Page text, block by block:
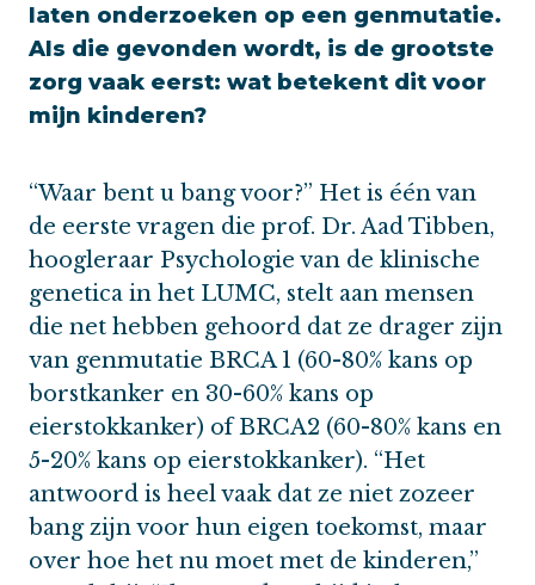
laten onderzoeken op een genmutatie.
Als die gevonden wordt, is de grootste
zorg vaak eerst: wat betekent dit voor
mijn kinderen?
“Waar bent u bang voor?” Het is één van
de eerste vragen die prof. Dr. Aad Tibben,
hoogleraar Psychologie van de klinische
genetica in het LUMC, stelt aan mensen
die net hebben gehoord dat ze drager zijn
van genmutatie BRCA 1 (60-80% kans op
borstkanker en 30-60% kans op
eierstokkanker) of BRCA2 (60-80% kans en
5-20% kans op eierstokkanker). “Het
antwoord is heel vaak dat ze niet zozeer
bang zijn voor hun eigen toekomst, maar
over hoe het nu moet met de kinderen,”